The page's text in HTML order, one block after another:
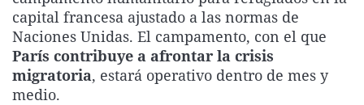
La rosa de los vientos
Gente viajera
Como el perro y el
Caso
Retornados
Equipo de
Extremadura
Galicia
La Rioja
Virales
Televisión
Elecciones
capital francesa ajustado a las normas de
Naciones Unidas. El campamento, con el que
París contribuye a afrontar la crisis
migratoria, estará operativo dentro de mes y
medio.